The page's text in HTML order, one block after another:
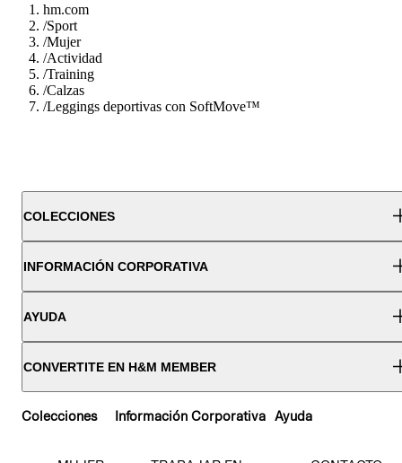
hm.com
/Sport
/Mujer
/Actividad
/Training
/Calzas
/Leggings deportivas con SoftMove™
COLECCIONES
INFORMACIÓN CORPORATIVA
AYUDA
CONVERTITE EN H&M MEMBER
Colecciones Información Corporativa Ayuda